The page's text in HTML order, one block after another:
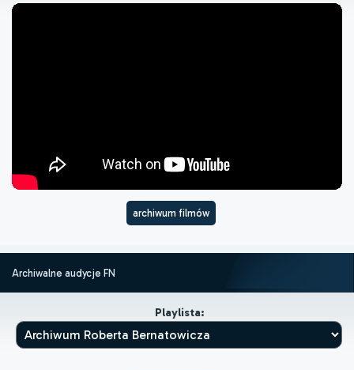
archiwum filmów
Archiwalne audycje FN
Playlista: